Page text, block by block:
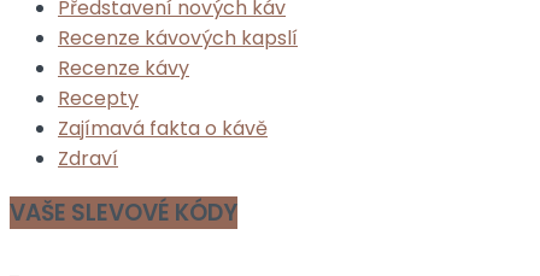
Představení nových káv
Recenze kávových kapslí
Recenze kávy
Recepty
Zajímavá fakta o kávě
Zdraví
VAŠE SLEVOVÉ KÓDY